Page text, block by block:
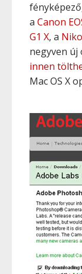
a Canon
G1 X, a
negyven új
innen
Mac OS X